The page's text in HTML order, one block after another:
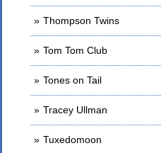
Thompson Twins
Tom Tom Club
Tones on Tail
Tracey Ullman
Tuxedomoon